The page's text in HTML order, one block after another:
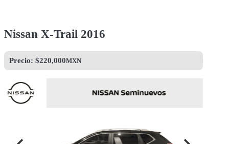
Nissan X-Trail 2016
Precio: $220,000MXN